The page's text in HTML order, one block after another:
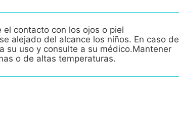
el contacto con los ojos o piel
alejado del alcance los niños. En caso de
su uso y consulte a su médico.Mantener
o de altas temperaturas.